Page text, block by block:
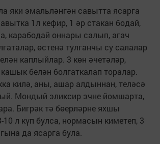
яки эмальләнгән савытта ясарга
1л кефир, 1 әр стакан бодай,
карабодай оннары салып, агач
өстенә тулганчы су салалар
каплыйлар. 3 көн әчетәләр,
белән болгаткалап торалар.
килә, аны, ашар алдыннан, теләсә
Мондый эликсир эчне йомшарта,
Бигрәк тә бөерләрне яхшы
10 л күп булса, нормасын киметеп, 3
да ясарга була.